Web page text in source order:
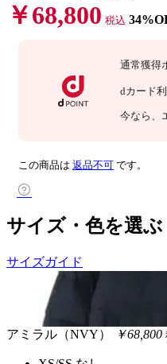
￥68,800 税込
通常獲得
dカード利
今なら 、
この商品は 返品不可 です。
サイズ・色を選ぶ
サイズガイド
アミラル（NVY） ￥68,800